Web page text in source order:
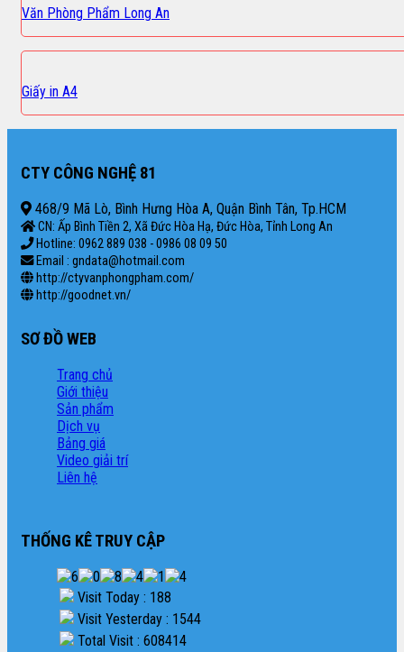
Văn Phòng Phẩm Long An
Giấy in A4
CTY CÔNG NGHỆ 81
468/9 Mã Lò, Bình Hưng Hòa A, Quận Bình Tân, Tp.HCM
CN: Ấp Bình Tiền 2, Xã Đức Hòa Hạ, Đức Hòa, Tỉnh Long An
Hotline: 0962 889 038 - 0986 08 09 50
Email : gndata@hotmail.com
http://ctyvanphongpham.com/
http://goodnet.vn/
SƠ ĐỒ WEB
Trang chủ
Giới thiệu
Sản phẩm
Dịch vụ
Bảng giá
Video giải trí
Liên hệ
THỐNG KÊ TRUY CẬP
Visit Today : 188
Visit Yesterday : 1544
Total Visit : 608414